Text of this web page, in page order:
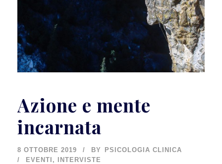
Azione e mente
incarnata
8 OTTOBRE 2019 BY
PSICOLOGIA CLINICA
EVENTI , INTERVISTE